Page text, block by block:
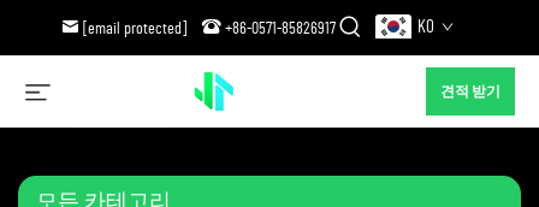
[email protected] +86-0571-85826917 KO
견적 받기
모든 카테고리